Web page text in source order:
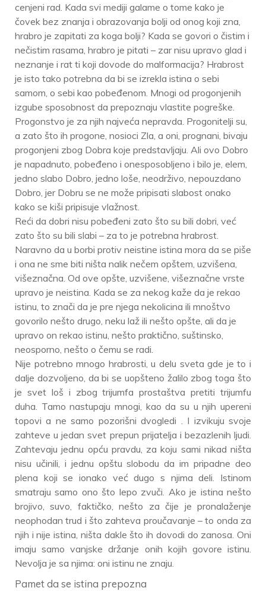
cenjeni rad. Kada svi mediji galame o tome kako je
čovek bez znanja i obrazovanja bolji od onog koji zna,
hrabro je zapitati za koga bolji? Kada se govori o čistim i
nečistim rasama, hrabro je pitati – zar nisu upravo glad i
neznanje i rat ti koji dovode do malformacija? Hrabrost
je isto tako potrebna da bi se izrekla istina o sebi
samom, o sebi kao pobeđenom. Mnogi od progonjenih
izgube sposobnost da prepoznaju vlastite pogreške.
Progonstvo je za njih najveća nepravda. Progonitelji su,
a zato što ih progone, nosioci Zla, a oni, prognani, bivaju
progonjeni zbog Dobra koje predstavljaju. Ali ovo Dobro
je napadnuto, pobeđeno i onesposobljeno i bilo je, elem,
jedno slabo Dobro, jedno loše, neodrživo, nepouzdano
Dobro, jer Dobru se ne može pripisati slabost onako
kako se kiši pripisuje vlažnost.
Reći da dobri nisu pobeđeni zato što su bili dobri, već
zato što su bili slabi – za to je potrebna hrabrost.
Naravno da u borbi protiv neistine istina mora da se piše
i ona ne sme biti ništa nalik nečem opštem, uzvišena,
višeznačna. Od ove opšte, uzvišene, višeznačne vrste
upravo je neistina. Kada se za nekog kaže da je rekao
istinu, to znači da je pre njega nekolicina ili mnoštvo
govorilo nešto drugo, neku laž ili nešto opšte, ali da je
upravo on rekao istinu, nešto praktično, suštinsko,
neosporno, nešto o čemu se radi.
Nije potrebno mnogo hrabrosti, u delu sveta gde je to i
dalje dozvoljeno, da bi se uopšteno žalilo zbog toga što
je svet loš i zbog trijumfa prostaštva pretiti trijumfu
duha. Tamo nastupaju mnogi, kao da su u njih upereni
topovi a ne samo pozorišni dvogledi . I izvikuju svoje
zahteve u jedan svet prepun prijatelja i bezazlenih ljudi.
Zahtevaju jednu opću pravdu, za koju sami nikad ništa
nisu učinili, i jednu opštu slobodu da im pripadne deo
plena koji se ionako već dugo s njima deli. Istinom
smatraju samo ono što lepo zvuči. Ako je istina nešto
brojivo, suvo, faktičko, nešto za čije je pronalaženje
neophodan trud i što zahteva proučavanje – to onda za
njih i nije istina, ništa dakle što ih dovodi do zanosa. Oni
imaju samo vanjske držanje onih kojih govore istinu.
Nevolja je sa njima: oni istinu ne znaju.
Pamet da se istina prepozna